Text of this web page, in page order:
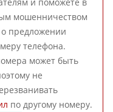
мошенничеством
предложении
телефона.
может быть
не
по другому номеру.